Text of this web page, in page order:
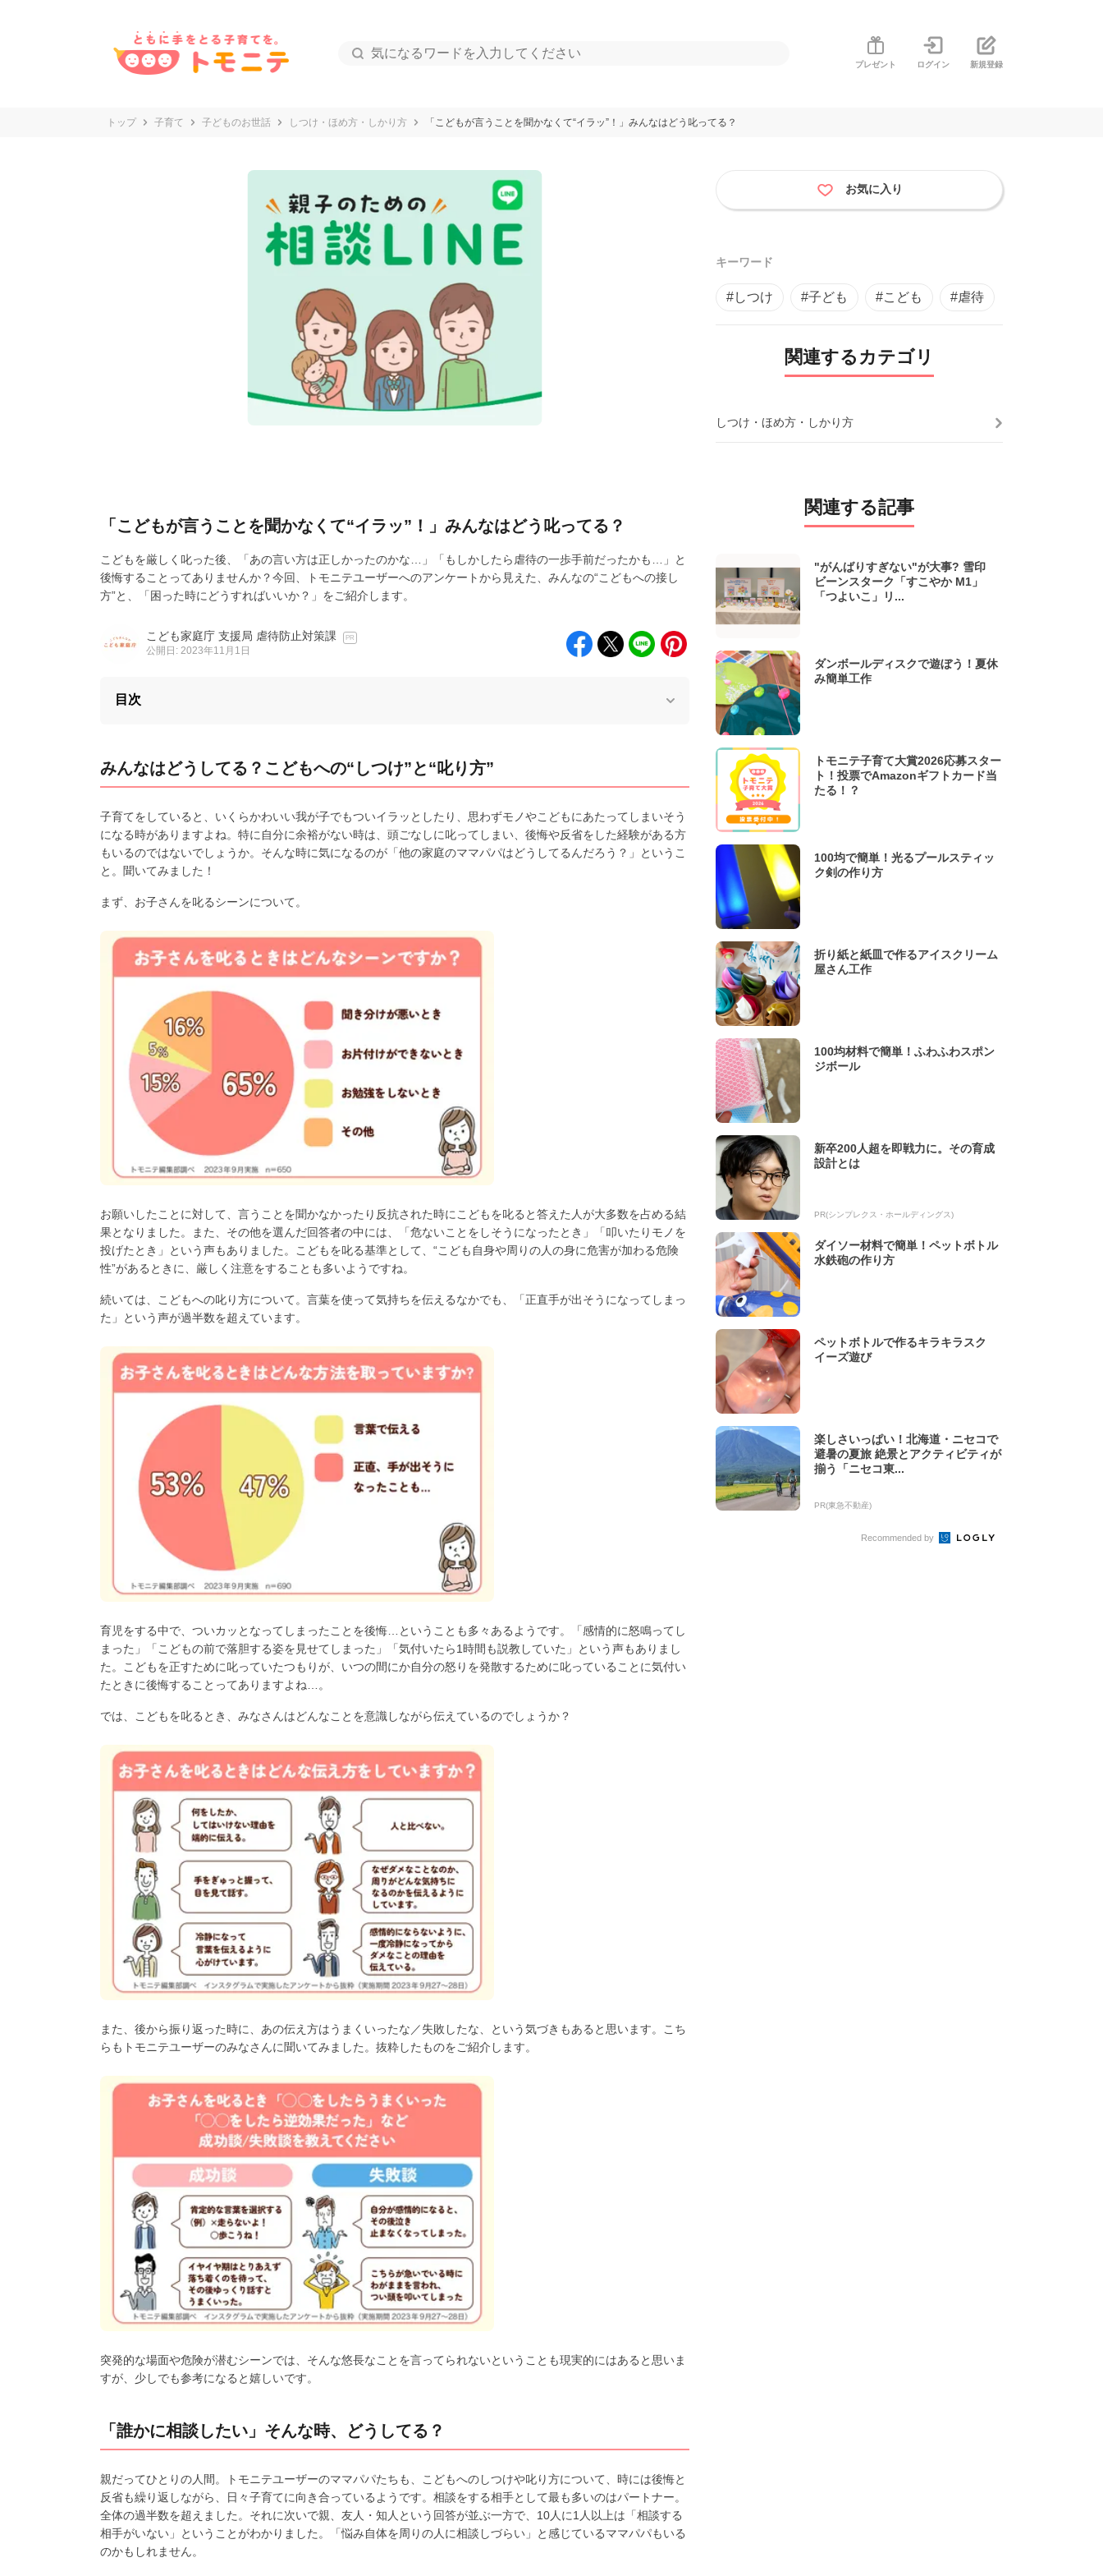
プレゼント ログイン 新規登録
トップ 子育て 子どものお世話 しつけ・ほめ方・しかり方 「こどもが言うことを聞かなくて“イラッ”！」みんなはどう叱ってる？
「こどもが言うことを聞かなくて“イラッ”！」みんなはどう叱ってる？
こどもを厳しく叱った後、「あの言い方は正しかったのかな…」「もしかしたら虐待の一歩手前だったかも…」と
後悔することってありませんか？今回、トモニテユーザーへのアンケートから見えた、みんなの“こどもへの接し
方”と、「困った時にどうすればいいか？」をご紹介します。
こども家庭庁 支援局 虐待防止対策課 PR
公開日: 2023年11月1日
目次
みんなはどうしてる？こどもへの“しつけ”と“叱り方”
子育てをしていると、いくらかわいい我が子でもついイラッとしたり、思わずモノやこどもにあたってしまいそう
になる時がありますよね。特に自分に余裕がない時は、頭ごなしに叱ってしまい、後悔や反省をした経験がある方
もいるのではないでしょうか。そんな時に気になるのが「他の家庭のママパパはどうしてるんだろう？」というこ
と。聞いてみました！
まず、お子さんを叱るシーンについて。
お願いしたことに対して、言うことを聞かなかったり反抗された時にこどもを叱ると答えた人が大多数を占める結
果となりました。また、その他を選んだ回答者の中には、「危ないことをしそうになったとき」「叩いたりモノを
投げたとき」という声もありました。こどもを叱る基準として、“こども自身や周りの人の身に危害が加わる危険
性”があるときに、厳しく注意をすることも多いようですね。
続いては、こどもへの叱り方について。言葉を使って気持ちを伝えるなかでも、「正直手が出そうになってしまっ
た」という声が過半数を超えています。
育児をする中で、ついカッとなってしまったことを後悔…ということも多々あるようです。「感情的に怒鳴ってし
まった」「こどもの前で落胆する姿を見せてしまった」「気付いたら1時間も説教していた」という声もありまし
た。こどもを正すために叱っていたつもりが、いつの間にか自分の怒りを発散するために叱っていることに気付い
たときに後悔することってありますよね…。
では、こどもを叱るとき、みなさんはどんなことを意識しながら伝えているのでしょうか？
また、後から振り返った時に、あの伝え方はうまくいったな／失敗したな、という気づきもあると思います。こち
らもトモニテユーザーのみなさんに聞いてみました。抜粋したものをご紹介します。
突発的な場面や危険が潜むシーンでは、そんな悠長なことを言ってられないということも現実的にはあると思いま
すが、少しでも参考になると嬉しいです。
「誰かに相談したい」そんな時、どうしてる？
親だってひとりの人間。トモニテユーザーのママパパたちも、こどもへのしつけや叱り方について、時には後悔と
反省も繰り返しながら、日々子育てに向き合っているようです。相談をする相手として最も多いのはパートナー。
全体の過半数を超えました。それに次いで親、友人・知人という回答が並ぶ一方で、10人に1人以上は「相談する
相手がいない」ということがわかりました。「悩み自体を周りの人に相談しづらい」と感じているママパパもいる
のかもしれません。
お気に入り
キーワード
#しつけ #子ども #こども #虐待
関連するカテゴリ
しつけ・ほめ方・しかり方
関連する記事
"がんばりすぎない"が大事? 雪印
ビーンスターク「すこやか M1」
「つよいこ」リ...
ダンボールディスクで遊ぼう！夏休
み簡単工作
トモニテ子育て大賞2026応募スター
ト！投票でAmazonギフトカード当
たる！？
100均で簡単！光るプールスティッ
ク剣の作り方
折り紙と紙皿で作るアイスクリーム
屋さん工作
100均材料で簡単！ふわふわスポン
ジボール
新卒200人超を即戦力に。その育成
設計とは
PR(シンプレクス・ホールディングス)
ダイソー材料で簡単！ペットボトル
水鉄砲の作り方
ペットボトルで作るキラキラスク
イーズ遊び
楽しさいっぱい！北海道・ニセコで
避暑の夏旅 絶景とアクティビティが
揃う「ニセコ東...
PR(東急不動産)
Recommended by